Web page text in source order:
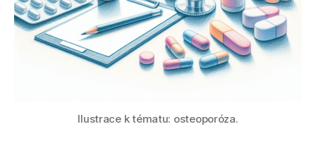
Ilustrace k tématu: osteoporóza.